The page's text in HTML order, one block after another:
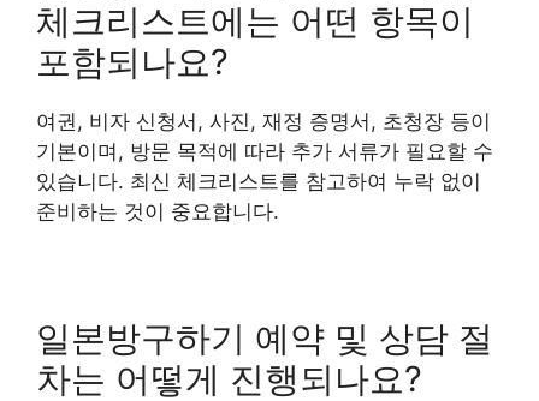
체크리스트에는 어떤 항목이
포함되나요?
여권, 비자 신청서, 사진, 재정 증명서, 초청장 등이
기본이며, 방문 목적에 따라 추가 서류가 필요할 수
있습니다. 최신 체크리스트를 참고하여 누락 없이
준비하는 것이 중요합니다.
일본방구하기 예약 및 상담 절
차는 어떻게 진행되나요?